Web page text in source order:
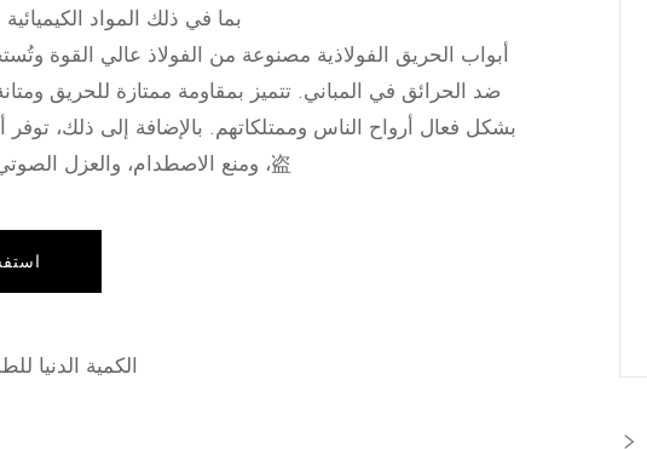
بما في ذلك المواد
أبواب الحريق الفولاذية مصنوعة من الفولاذ عالي القوة
ضد الحرائق في المباني. تتميز بمقاومة ممتازة للحريق
盗، ومنع الاصطدام، والعزل الصوتي والعزل الحراري.
الكمية الدنيا للطلب: 10